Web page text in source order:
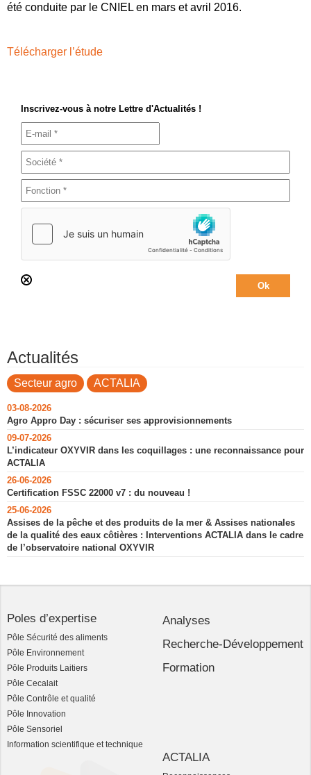
été conduite par le CNIEL en mars et avril 2016.
Télécharger l’étude
Inscrivez-vous à notre Lettre d'Actualités !
Actualités
Secteur agro ACTALIA
03-08-2026
Agro Appro Day : sécuriser ses approvisionnements
09-07-2026
L’indicateur OXYVIR dans les coquillages : une reconnaissance pour
ACTALIA
26-06-2026
Certification FSSC 22000 v7 : du nouveau !
25-06-2026
Assises de la pêche et des produits de la mer & Assises nationales
de la qualité des eaux côtières : Interventions ACTALIA dans le cadre
de l’observatoire national OXYVIR
Poles d’expertise
Pôle Sécurité des aliments
Pôle Environnement
Pôle Produits Laitiers
Pôle Cecalait
Pôle Contrôle et qualité
Pôle Innovation
Pôle Sensoriel
Information scientifique et technique
Analyses
Recherche-Développement
Formation
ACTALIA